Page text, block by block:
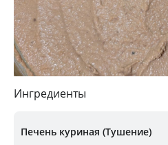
Ингредиенты
Печень куриная (Тушение)